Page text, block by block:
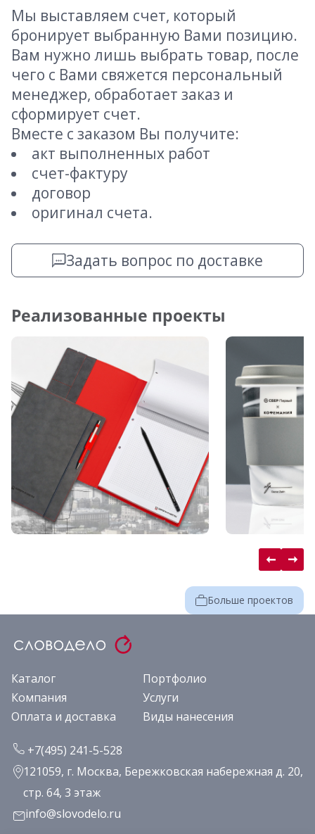
Мы выставляем счет, который
бронирует выбранную Вами позицию.
Вам нужно лишь выбрать товар, после
чего с Вами свяжется персональный
менеджер, обработает заказ и
сформирует счет.
Вместе с заказом Вы получите:
акт выполненных работ
счет-фактуру
договор
оригинал счета.
Задать вопрос по доставке
Реализованные проекты
Больше проектов
Каталог
Портфолио
Компания
Услуги
Оплата и доставка
Виды нанесения
+7(495) 241-5-528
121059, г. Москва, Бережковская набережная д. 20,
стр. 64, 3 этаж
info@slovodelo.ru